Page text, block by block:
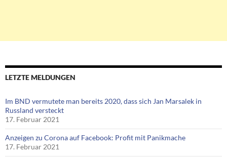
LETZTE MELDUNGEN
Im BND vermutete man bereits 2020, dass sich Jan Marsalek in
Russland versteckt
17. Februar 2021
Anzeigen zu Corona auf Facebook: Profit mit Panikmache
17. Februar 2021